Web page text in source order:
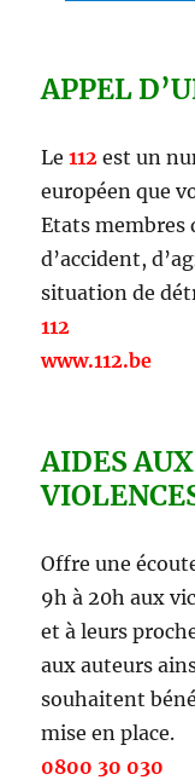
APPEL
Le112 est un
européen que
Etats membres
d’accident,
situation de
112
www.112.be
AIDES
Offre une
9h à 20h aux
et à leurs
aux auteurs
souhaitent
mise en place.
0800 30 030